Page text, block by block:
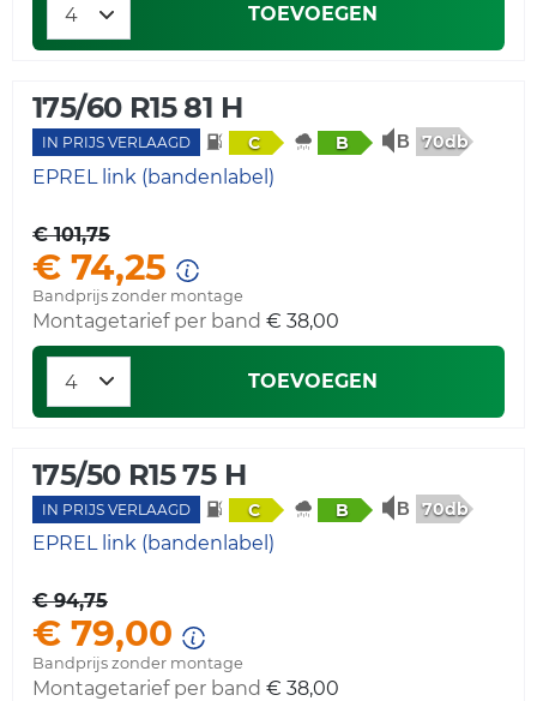
TOEVOEGEN
175/60 R15 81 H
IN PRIJS VERLAAGD C B 70db
EPREL link (bandenlabel)
€ 101,75
€ 74,25
Bandprijs zonder montage
Montagetarief per band € 38,00
TOEVOEGEN
175/50 R15 75 H
IN PRIJS VERLAAGD C B 70db
EPREL link (bandenlabel)
€ 94,75
€ 79,00
Bandprijs zonder montage
Montagetarief per band € 38,00